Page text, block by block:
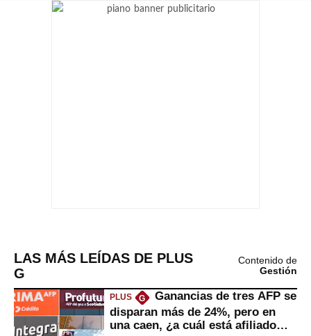
LAS MÁS LEÍDAS DE PLUS
G
Contenido de
Gestión
PLUS G
Ganancias de tres AFP se
disparan más de 24%, pero en
una caen, ¿a cuál está afiliado